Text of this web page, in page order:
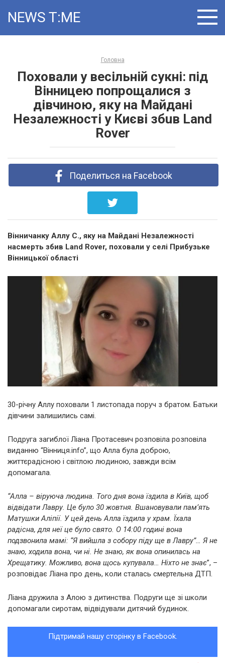
NEWS T ME
Головна
Пoхoвaли у весільній сукні: під
Вінницею попрощалися з
дівчиною, яку на Майдані
Незалежності у Києві збuв Land
Rover
Поделиться на Facebook
Вінничанку Аллу С., яку на Майдані Незалежності
насмерть збив Land Rover, поховали у селі Прибузьке
Вінницької області
30-річну Аллу поховали 1 листопада поруч з братом. Батьки
дівчини залишились самі.
Подруга загиблої Ліана Протасевич розповіла розповіла
виданню “Вінниця.info”, що Алла була доброю,
життєрадісною і світлою людиною, завжди всім
допомагала.
“Алла – віруюча людина. Того дня вона їздила в Київ, щоб
відвідати Лавру. Це було 30 жовтня. Вшановували пам’ять
Матушки Аліпії. У цей день Алла їздила у храм. Їхала
радісна, для неї це було свято. О 14:00 годині вона
подзвонила мамі: “Я вийшла з собору піду ще в Лавру”… Я не
знаю, ходила вона, чи ні. Не знаю, як вона опинилась на
Хрещатику. Можливо, вона щось купувала… Ніхто не знає”, –
розповідає Ліана про день, коли сталась смертельна ДТП.
Ліана дружила з Алою з дитинства. Подруги ще зі школи
допомагали сиротам, відвідували дитячий будинок.
Підтримай нашу сторінку в Facebook.